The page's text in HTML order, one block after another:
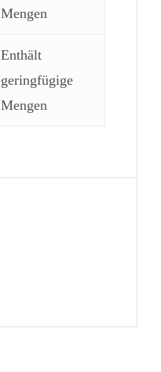
Mengen
Enthält
geringfügige
Mengen